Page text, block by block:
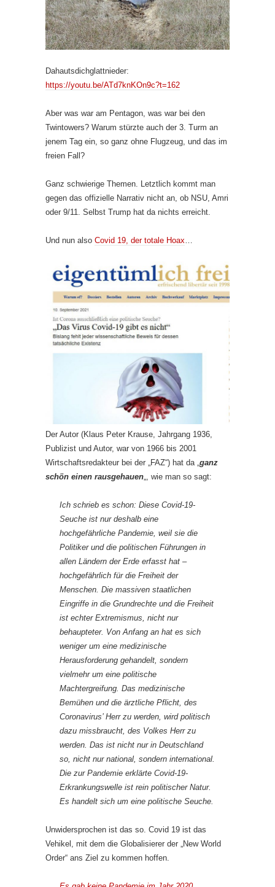
Dahautsdichglattnieder:
https://youtu.be/ATd7knKOn9c?t=162
Aber was war am Pentagon, was war bei den
Twintowers? Warum stürzte auch der 3. Turm an
jenem Tag ein, so ganz ohne Flugzeug, und das im
freien Fall?
Ganz schwierige Themen. Letztlich kommt man
gegen das offizielle Narrativ nicht an, ob NSU, Amri
oder 9/11. Selbst Trump hat da nichts erreicht.
Und nun also Covid 19, der totale Hoax…
Der Autor (Klaus Peter Krause, Jahrgang 1936,
Publizist und Autor, war von 1966 bis 2001
Wirtschaftsredakteur bei der „FAZ“) hat da „ ganz
schön einen rausgehauen „, wie man so sagt:
Ich schrieb es schon: Diese Covid-19-
Seuche ist nur deshalb eine
hochgefährliche Pandemie, weil sie die
Politiker und die politischen Führungen in
allen Ländern der Erde erfasst hat –
hochgefährlich für die Freiheit der
Menschen. Die massiven staatlichen
Eingriffe in die Grundrechte und die Freiheit
ist echter Extremismus, nicht nur
behaupteter. Von Anfang an hat es sich
weniger um eine medizinische
Herausforderung gehandelt, sondern
vielmehr um eine politische
Machtergreifung. Das medizinische
Bemühen und die ärztliche Pflicht, des
Coronavirus’ Herr zu werden, wird politisch
dazu missbraucht, des Volkes Herr zu
werden. Das ist nicht nur in Deutschland
so, nicht nur national, sondern international.
Die zur Pandemie erklärte Covid-19-
Erkrankungswelle ist rein politischer Natur.
Es handelt sich um eine politische Seuche.
Unwidersprochen ist das so. Covid 19 ist das
Vehikel, mit dem die Globalisierer der „New World
Order“ ans Ziel zu kommen hoffen.